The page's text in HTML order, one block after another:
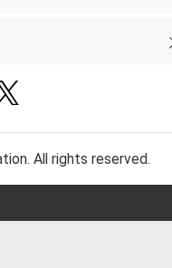
All rights reserved.